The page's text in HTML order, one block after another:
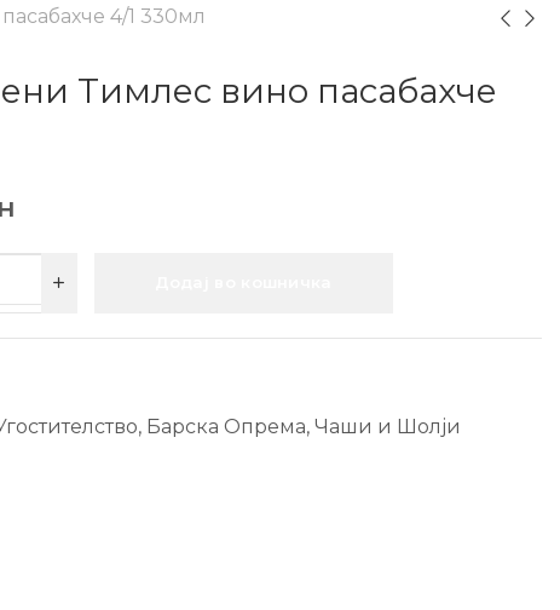
4/1 330мл
Тимлес вино пасабахче
, Барска Опрема, Чаши и Шолји